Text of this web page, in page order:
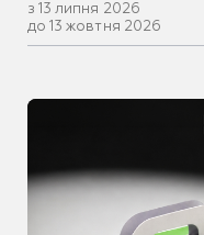
з 13 липня 2026
до 13 жовтня 2026